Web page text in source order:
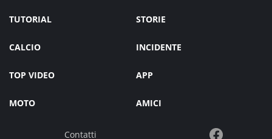
TUTORIAL STORIE
CALCIO INCIDENTE
TOP VIDEO APP
MOTO AMICI
Contatti